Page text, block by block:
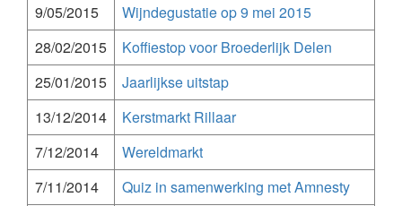
9/05/2015
Wijndegustatie op 9 mei 2015
28/02/2015
Koffiestop voor Broederlijk Delen
25/01/2015
Jaarlijkse uitstap
13/12/2014
Kerstmarkt Rillaar
7/12/2014
Wereldmarkt
7/11/2014
Quiz in samenwerking met Amnesty